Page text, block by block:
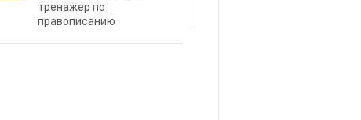
тренажер по
правописанию